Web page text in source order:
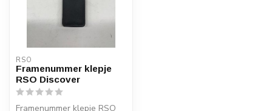
RSO
Framenummer klepje
RSO Discover
Framenummer klepje RSO